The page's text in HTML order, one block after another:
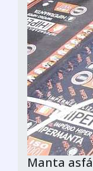
Manta